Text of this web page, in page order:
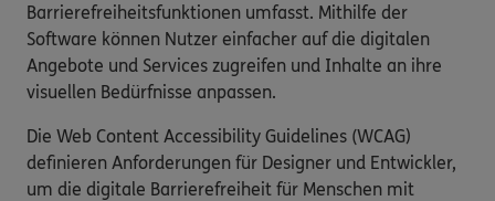
Barrierefreiheitsfunktionen umfasst. Mithilfe der
Software können Nutzer einfacher auf die digitalen
Angebote und Services zugreifen und Inhalte an ihre
visuellen Bedürfnisse anpassen.
Die Web Content Accessibility Guidelines (WCAG)
definieren Anforderungen für Designer und Entwickler,
um die digitale Barrierefreiheit für Menschen mit